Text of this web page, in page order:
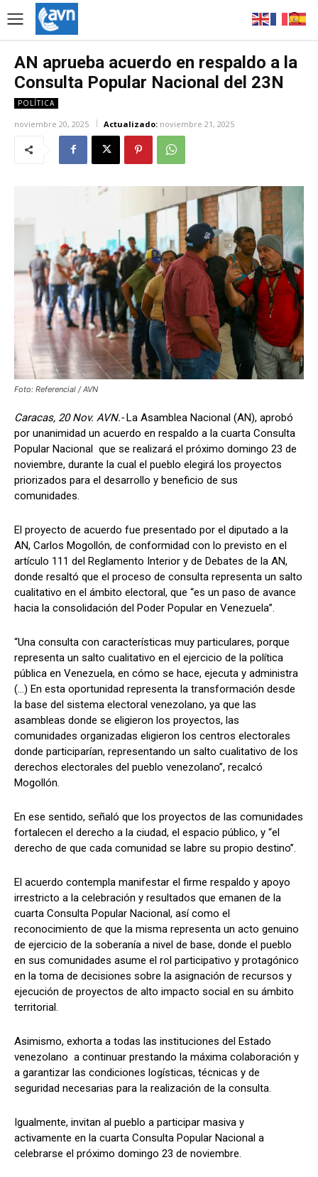
AN aprueba acuerdo en respaldo a la
Consulta Popular Nacional del 23N
POLÍTICA
noviembre 20, 2025 Actualizado: noviembre 21, 2025
Foto: Referencial / AVN
Caracas, 20 Nov. AVN.-La Asamblea Nacional (AN), aprobó
por unanimidad un acuerdo en respaldo a la cuarta Consulta
Popular Nacional que se realizará el próximo domingo 23 de
noviembre, durante la cual el pueblo elegirá los proyectos
priorizados para el desarrollo y beneficio de sus
comunidades.
El proyecto de acuerdo fue presentado por el diputado a la
AN, Carlos Mogollón, de conformidad con lo previsto en el
artículo 111 del Reglamento Interior y de Debates de la AN,
donde resaltó que el proceso de consulta representa un salto
cualitativo en el ámbito electoral, que “es un paso de avance
hacia la consolidación del Poder Popular en Venezuela”.
“Una consulta con características muy particulares, porque
representa un salto cualitativo en el ejercicio de la política
pública en Venezuela, en cómo se hace, ejecuta y administra
(…) En esta oportunidad representa la transformación desde
la base del sistema electoral venezolano, ya que las
asambleas donde se eligieron los proyectos, las
comunidades organizadas eligieron los centros electorales
donde participarían, representando un salto cualitativo de los
derechos electorales del pueblo venezolano”, recalcó
Mogollón.
En ese sentido, señaló que los proyectos de las comunidades
fortalecen el derecho a la ciudad, el espacio público, y “el
derecho de que cada comunidad se labre su propio destino”.
El acuerdo contempla manifestar el firme respaldo y apoyo
irrestricto a la celebración y resultados que emanen de la
cuarta Consulta Popular Nacional, así como el
reconocimiento de que la misma representa un acto genuino
de ejercicio de la soberanía a nivel de base, donde el pueblo
en sus comunidades asume el rol participativo y protagónico
en la toma de decisiones sobre la asignación de recursos y
ejecución de proyectos de alto impacto social en su ámbito
territorial.
Asimismo, exhorta a todas las instituciones del Estado
venezolano a continuar prestando la máxima colaboración y
a garantizar las condiciones logísticas, técnicas y de
seguridad necesarias para la realización de la consulta.
Igualmente, invitan al pueblo a participar masiva y
activamente en la cuarta Consulta Popular Nacional a
celebrarse el próximo domingo 23 de noviembre.